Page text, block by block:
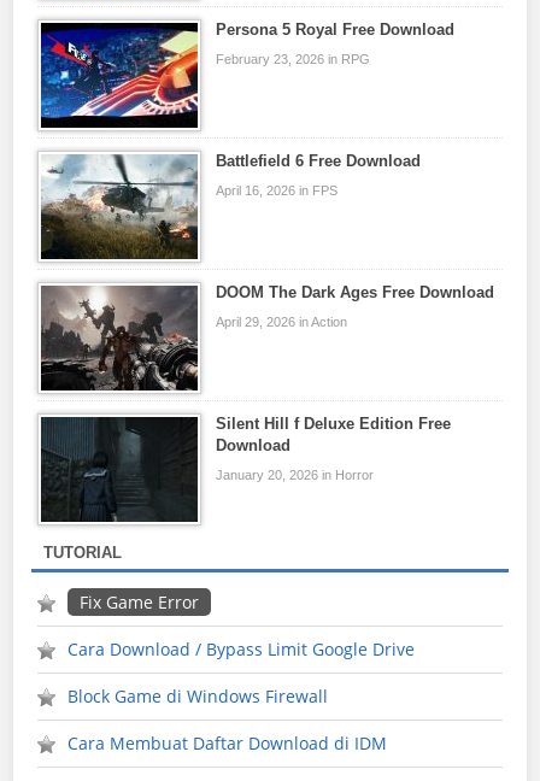
Persona 5 Royal Free Download
February 23, 2026 in RPG
Battlefield 6 Free Download
April 16, 2026 in FPS
DOOM The Dark Ages Free Download
April 29, 2026 in Action
Silent Hill f Deluxe Edition Free
Download
January 20, 2026 in Horror
TUTORIAL
Fix Game Error
Cara Download / Bypass Limit Google Drive
Block Game di Windows Firewall
Cara Membuat Daftar Download di IDM